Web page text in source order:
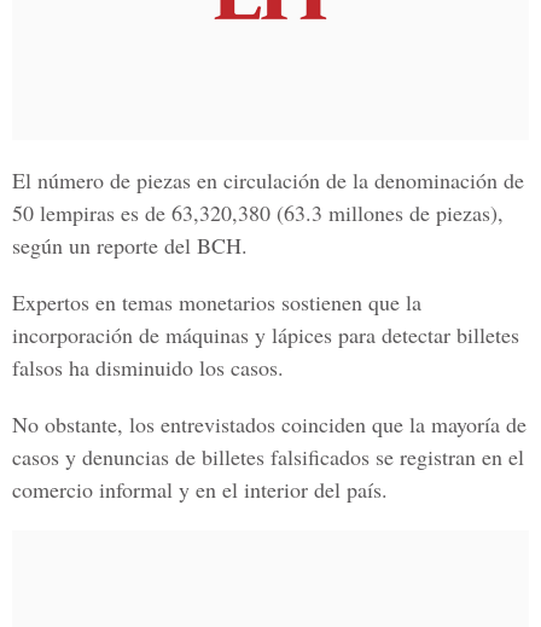
El número de piezas en circulación de la denominación de
50 lempiras es de 63,320,380 (63.3 millones de piezas),
según un reporte del BCH.
Expertos en temas monetarios sostienen que la
incorporación de máquinas y lápices para detectar billetes
falsos ha disminuido los casos.
No obstante, los entrevistados coinciden que la mayoría de
casos y denuncias de billetes falsificados se registran en el
comercio informal y en el interior del país.